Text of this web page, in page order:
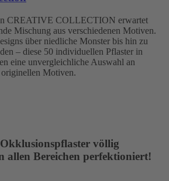
CREATIVE COLLECTION erwartet
Mischung aus verschiedenen Motiven.
über niedliche Monster bis hin zu
– diese 50 individuellen Pflaster in
eine unvergleichliche Auswahl an
Motiven.
völlig
allen Bereichen perfektioniert!